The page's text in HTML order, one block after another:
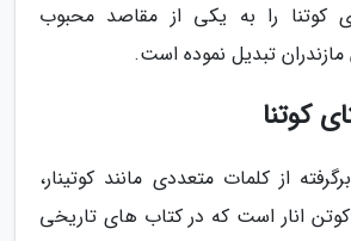
کوتنا را به یکی از مقاصد محبوب
تبدیل نموده است.
کوتنا
از کلمات متعددی مانند کوتینار،
کوتن انار است که در کتاب های تاریخی